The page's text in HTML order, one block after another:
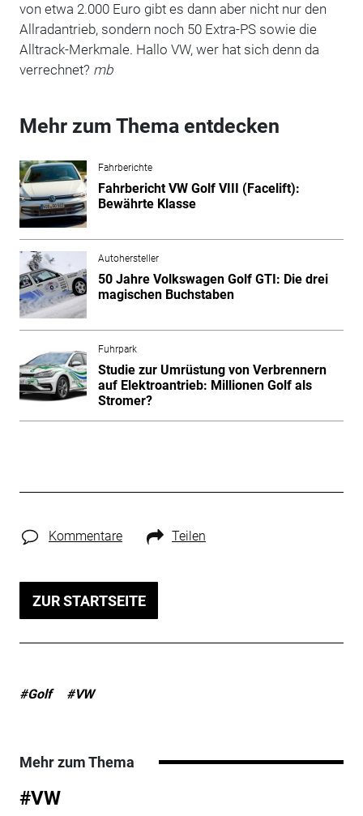
von etwa 2.000 Euro gibt es dann aber nicht nur den
Allradantrieb, sondern noch 50 Extra-PS sowie die
Alltrack-Merkmale. Hallo VW, wer hat sich denn da
verrechnet? mb
Mehr zum Thema entdecken
Fahrberichte
Fahrbericht VW Golf VIII (Facelift):
Bewährte Klasse
Autohersteller
50 Jahre Volkswagen Golf GTI: Die drei
magischen Buchstaben
Fuhrpark
Studie zur Umrüstung von Verbrennern
auf Elektroantrieb: Millionen Golf als
Stromer?
Kommentare Teilen
ZUR STARTSEITE
#Golf #VW
Mehr zum Thema
#VW